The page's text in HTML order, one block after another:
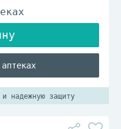
надежную защиту